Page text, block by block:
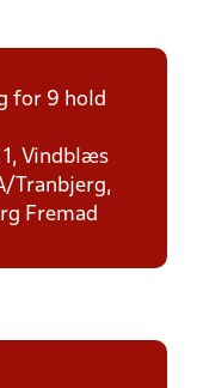
for 9 hold
1, Vindblæs
Tranbjerg,
Fremad